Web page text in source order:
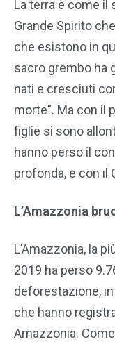
La terra è come il
Grande Spirito
che esistono in
sacro grembo ha
nati e cresciuti
morte”. Ma con il
figlie si sono
hanno perso il
profonda, e con il
L’Amazzonia
L’Amazzonia, la
2019 ha perso
deforestazione,
che hanno
Amazzonia.